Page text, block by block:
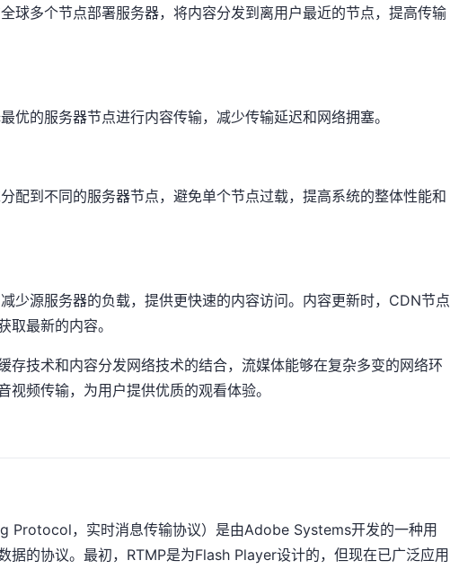
球多个节点部署服务器，将内容分发到离用户最近的节点，提高传输
优的服务器节点进行内容传输，减少传输延迟和网络拥塞。
配到不同的服务器节点，避免单个节点过载，提高系统的整体性能和
少源服务器的负载，提供更快速的内容访问。内容更新时，CDN节点
取最新的内容。
存技术和内容分发网络技术的结合，流媒体能够在复杂多变的网络环
视频传输，为用户提供优质的观看体验。
Protocol，实时消息传输协议）是由Adobe Systems开发的一种用
据的协议。最初，RTMP是为Flash Player设计的，但现在已广泛应用